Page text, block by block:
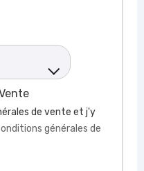
de vente et j'y
générales de